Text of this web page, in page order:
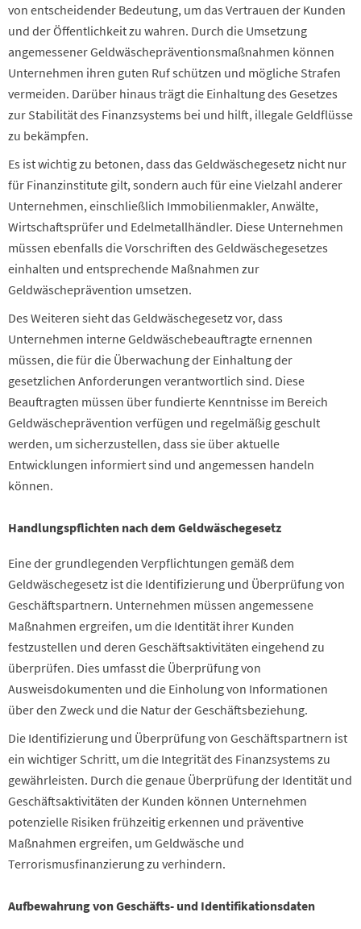
von entscheidender Bedeutung, um das Vertrauen der Kunden
und der Öffentlichkeit zu wahren. Durch die Umsetzung
angemessener Geldwäschepräventionsmaßnahmen können
Unternehmen ihren guten Ruf schützen und mögliche Strafen
vermeiden. Darüber hinaus trägt die Einhaltung des Gesetzes
zur Stabilität des Finanzsystems bei und hilft, illegale Geldflüsse
zu bekämpfen.
Es ist wichtig zu betonen, dass das Geldwäschegesetz nicht nur
für Finanzinstitute gilt, sondern auch für eine Vielzahl anderer
Unternehmen, einschließlich Immobilienmakler, Anwälte,
Wirtschaftsprüfer und Edelmetallhändler. Diese Unternehmen
müssen ebenfalls die Vorschriften des Geldwäschegesetzes
einhalten und entsprechende Maßnahmen zur
Geldwäscheprävention umsetzen.
Des Weiteren sieht das Geldwäschegesetz vor, dass
Unternehmen interne Geldwäschebeauftragte ernennen
müssen, die für die Überwachung der Einhaltung der
gesetzlichen Anforderungen verantwortlich sind. Diese
Beauftragten müssen über fundierte Kenntnisse im Bereich
Geldwäscheprävention verfügen und regelmäßig geschult
werden, um sicherzustellen, dass sie über aktuelle
Entwicklungen informiert sind und angemessen handeln
können.
Handlungspflichten nach dem Geldwäschegesetz
Eine der grundlegenden Verpflichtungen gemäß dem
Geldwäschegesetz ist die Identifizierung und Überprüfung von
Geschäftspartnern. Unternehmen müssen angemessene
Maßnahmen ergreifen, um die Identität ihrer Kunden
festzustellen und deren Geschäftsaktivitäten eingehend zu
überprüfen. Dies umfasst die Überprüfung von
Ausweisdokumenten und die Einholung von Informationen
über den Zweck und die Natur der Geschäftsbeziehung.
Die Identifizierung und Überprüfung von Geschäftspartnern ist
ein wichtiger Schritt, um die Integrität des Finanzsystems zu
gewährleisten. Durch die genaue Überprüfung der Identität und
Geschäftsaktivitäten der Kunden können Unternehmen
potenzielle Risiken frühzeitig erkennen und präventive
Maßnahmen ergreifen, um Geldwäsche und
Terrorismusfinanzierung zu verhindern.
Aufbewahrung von Geschäfts- und Identifikationsdaten